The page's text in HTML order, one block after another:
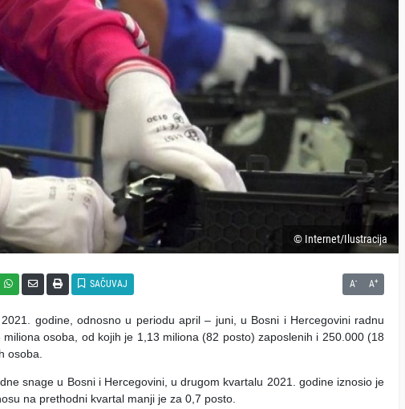
© Internet/Ilustracija
SAČUVAJ A- A+
godine, odnosno u periodu april – juni, u Bosni i Hercegovini radnu
osoba, od kojih je 1,13 miliona (82 posto) zaposlenih i 250.000 (18
osoba.
snage u Bosni i Hercegovini, u drugom kvartalu 2021. godine iznosio je
na prethodni kvartal manji je za 0,7 posto.